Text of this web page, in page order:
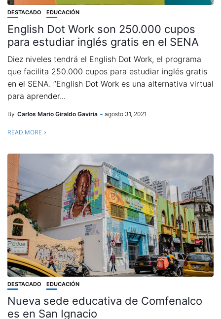
DESTACADO EDUCACIÓN
English Dot Work son 250.000 cupos
para estudiar inglés gratis en el SENA
Diez niveles tendrá el English Dot Work, el programa
que facilita 250.000 cupos para estudiar inglés gratis
en el SENA. “English Dot Work es una alternativa virtual
para aprender...
By Carlos Mario Giraldo Gaviria agosto 31, 2021
READ MORE
DESTACADO EDUCACIÓN
Nueva sede educativa de Comfenalco
es en San Ignacio